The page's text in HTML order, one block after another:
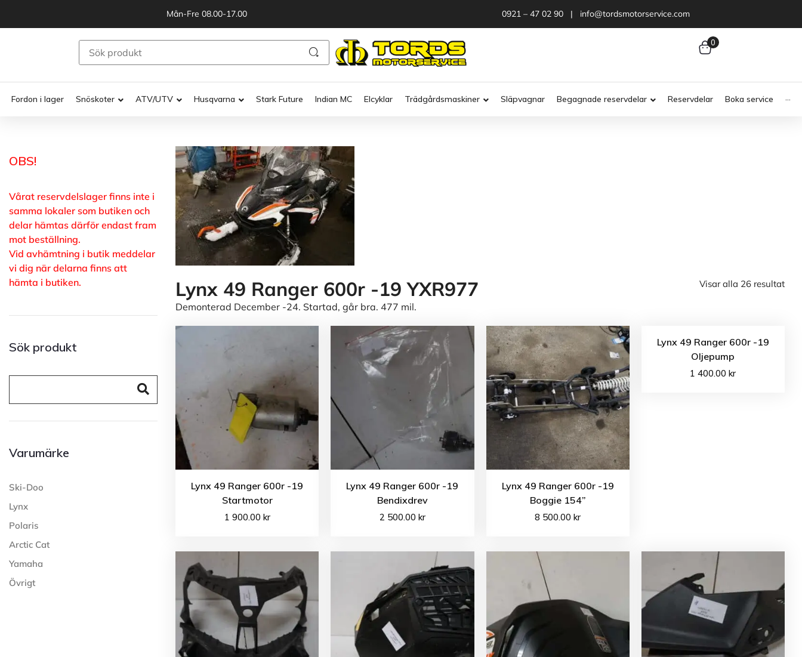
Mån-Fre 08.00-17.00 0921 – 47 02 90 | info@tordsmotorservice.com
0
Fordon i lager Snöskoter ATV/UTV Husqvarna Stark Future Indian MC Elcyklar Trädgårdsmaskiner Släpvagnar Begagnade reservdelar Reservdelar Boka service ···
OBS!
Vårat reservdelslager finns inte i
samma lokaler som butiken och
delar hämtas därför endast fram
mot beställning.
Vid avhämtning i butik meddelar
vi dig när delarna finns att
hämta i butiken.
Sök produkt
Varumärke
Ski-Doo
Lynx
Polaris
Arctic Cat
Yamaha
Övrigt
Lynx 49 Ranger 600r -19 YXR977 Visar alla 26 resultat
Demonterad December -24. Startad, går bra. 477 mil.
Lynx 49 Ranger 600r -19
Startmotor
1 900.00 kr
Lynx 49 Ranger 600r -19
Bendixdrev
2 500.00 kr
Lynx 49 Ranger 600r -19
Boggie 154”
8 500.00kr
Lynx 49 Ranger 600r -19
Oljepump
1 400.00kr